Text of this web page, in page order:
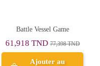
Battle Vessel Game
61,918 TND 77,398 TND
Ajouter au